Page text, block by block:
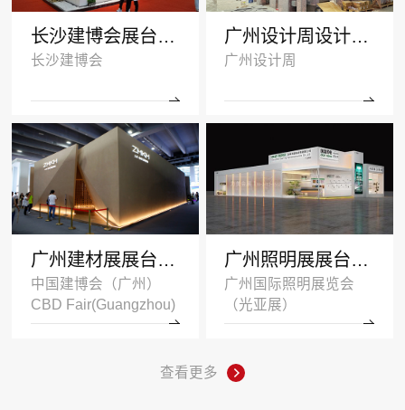
长沙建博会展台搭建案例-诺拓铝材
长沙建博会
广州设计周设计搭建案例-卡布奇诺瓷砖
广州设计周
广州建材展展台设计搭建案例-ZMKM芝麻开门
中国建博会（广州）
CBD Fair(Guangzhou)
广州照明展展台搭建案例-国盈光电2024
广州国际照明展览会
（光亚展）
查看更多